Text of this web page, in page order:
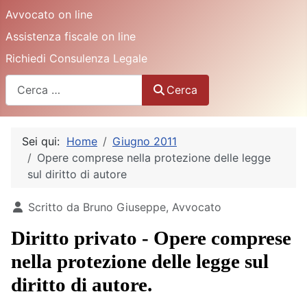
Avvocato on line
Assistenza fiscale on line
Richiedi Consulenza Legale
Cerca
Sei qui: Home
Giugno 2011
Opere comprese nella protezione delle legge
sul diritto di autore
Dettagli
Scritto da Bruno Giuseppe, Avvocato
Diritto privato - Opere comprese
nella protezione delle legge sul
diritto di autore.